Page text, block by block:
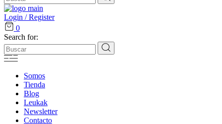
Login / Register
0
Search for:
Somos
Tienda
Blog
Leukak
Newsletter
Contacto